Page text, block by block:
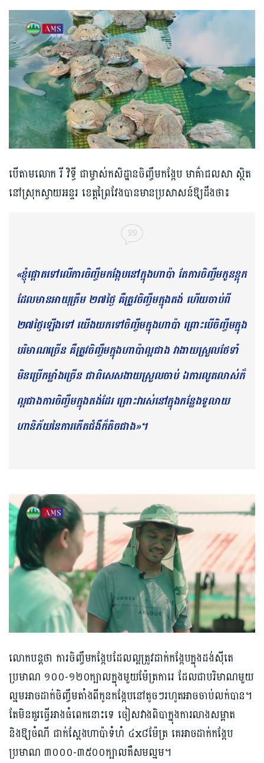
បើតាមលោក រី វិទ្ធី ជាម្ចាស់កសិដ្ឋានចិញ្ចឹមកង្កែប មាគ៌ាជលសា​ ស្ថិត
នៅស្រុកស្វាយអន្ទរ ខេត្តព្រៃវែងបានមានប្រសាសន៍ឱ្យដឹងថា៖
«ខ្ញុំផ្ដោតទៅលើការចិញ្ចឹមកង្កែបនៅក្នុងហាប៉ា តែការចិញ្ចឹមកូនខ្អុក
ដែលមានអាយុត្រឹម ២៧ថ្ងៃ គឺត្រូវចិញ្ចឹមក្នុងតង់ ហើយចាប់ពី
២៧ថ្ងៃឡើងទៅ យើងយកទៅចិញ្ចឹមក្នុងហាប៉ា ព្រោះបើចិញ្ចឹមក្នុង
បរិមាណច្រើន គឺត្រូវចិញ្ចឹមក្នុងហាប៉ាល្អជាង វាងាយស្រួលថែទាំ
មិនប្រើកម្លាំងច្រើន ជាពិសេសងាយស្រួលចាប់ ឯការលូតលាស់ក៏
ល្អជាងការចិញ្ចឹមក្នុងតង់ដែរ ព្រោះវារស់នៅក្នុងកន្លែងទូលាយ
ហានិភ័យនៃការកើតជំងឺក៏តិចជាង»។
លោកបន្តថា ការចិញ្ចឹមកង្កែបដែលល្អត្រូវដាក់កង្កែបក្នុងដង់ស៊ីតេ
ប្រមាណ ១០០-១២០ក្បាលក្នុងមួយម៉ែត្រការេ ដែលជាបរិមាណមួយ
ល្មមអាចដាក់ចិញ្ចឹមតាំងពីកូនកង្កែបនៅតូចៗរហូតអាចចាប់លក់បាន។
តែមិនគួរធ្វើអាងធំពេកនោះទេ ចៀសវាងពិបាក្នុងការលាងសម្អាត
និងឱ្យចំណី ជាក់ស្ដែងហាប៉ាទំហំ ៤x៨ម៉ែត្រ គេអាចដាក់កង្កែប
ប្រមាណ ៣០០០-៣៥០០ក្បាលគឺសមល្មម។